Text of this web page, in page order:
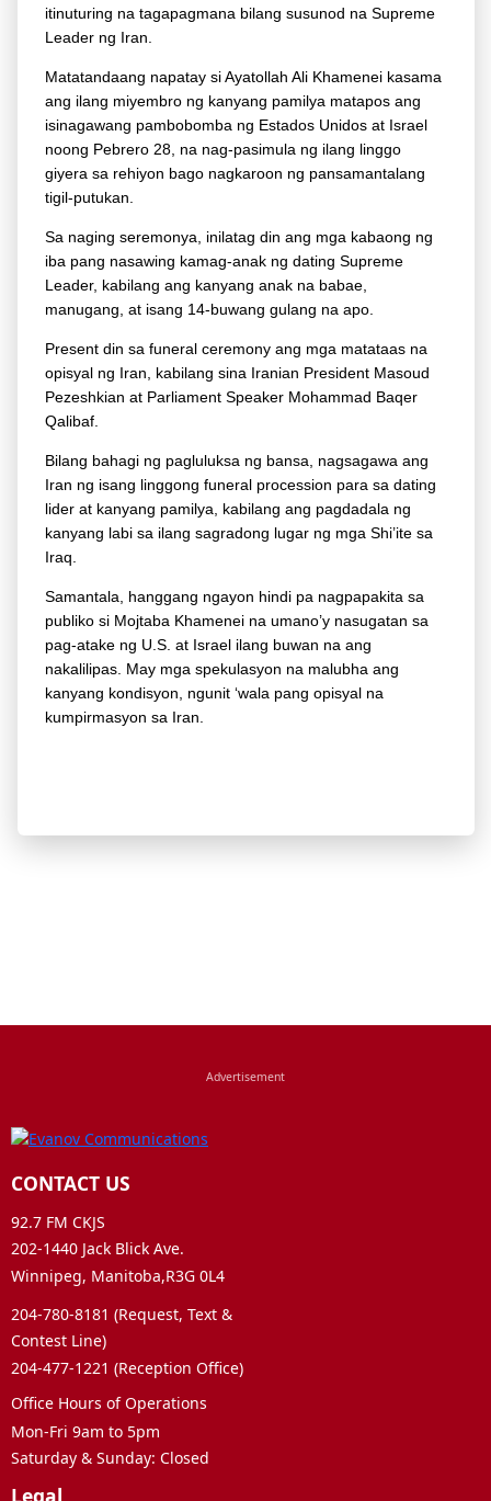
itinuturing na tagapagmana bilang susunod na Supreme
Leader ng Iran.
Matatandaang napatay si Ayatollah Ali Khamenei kasama
ang ilang miyembro ng kanyang pamilya matapos ang
isinagawang pambobomba ng Estados Unidos at Israel
noong Pebrero 28, na nag-pasimula ng ilang linggo
giyera sa rehiyon bago nagkaroon ng pansamantalang
tigil-putukan.
Sa naging seremonya, inilatag din ang mga kabaong ng
iba pang nasawing kamag-anak ng dating Supreme
Leader, kabilang ang kanyang anak na babae,
manugang, at isang 14-buwang gulang na apo.
Present din sa funeral ceremony ang mga matataas na
opisyal ng Iran, kabilang sina Iranian President Masoud
Pezeshkian at Parliament Speaker Mohammad Baqer
Qalibaf.
Bilang bahagi ng pagluluksa ng bansa, nagsagawa ang
Iran ng isang linggong funeral procession para sa dating
lider at kanyang pamilya, kabilang ang pagdadala ng
kanyang labi sa ilang sagradong lugar ng mga Shi’ite sa
Iraq.
Samantala, hanggang ngayon hindi pa nagpapakita sa
publiko si Mojtaba Khamenei na umano’y nasugatan sa
pag-atake ng U.S. at Israel ilang buwan na ang
nakalilipas. May mga spekulasyon na malubha ang
kanyang kondisyon, ngunit ‘wala pang opisyal na
kumpirmasyon sa Iran.
CONTACT US
92.7 FM CKJS
202-1440 Jack Blick Ave.
Winnipeg, Manitoba,R3G 0L4
204-780-8181 (Request, Text &
Contest Line)
204-477-1221 (Reception Office)
Office Hours of Operations
Mon-Fri 9am to 5pm
Saturday & Sunday: Closed
Legal